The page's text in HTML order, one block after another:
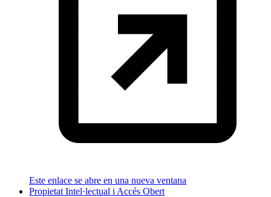
Este enlace se abre en una nueva ventana
Propietat Intel·lectual i Accés Obert